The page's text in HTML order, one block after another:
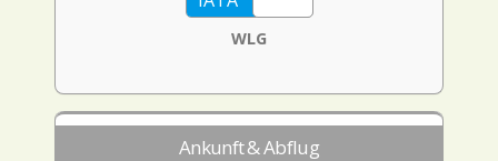
WLG
Ankunft & Abflug